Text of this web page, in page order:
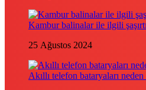
Kambur balinalar ile ilgili
25 Ağustos 2024
Akıllı telefon bataryaları